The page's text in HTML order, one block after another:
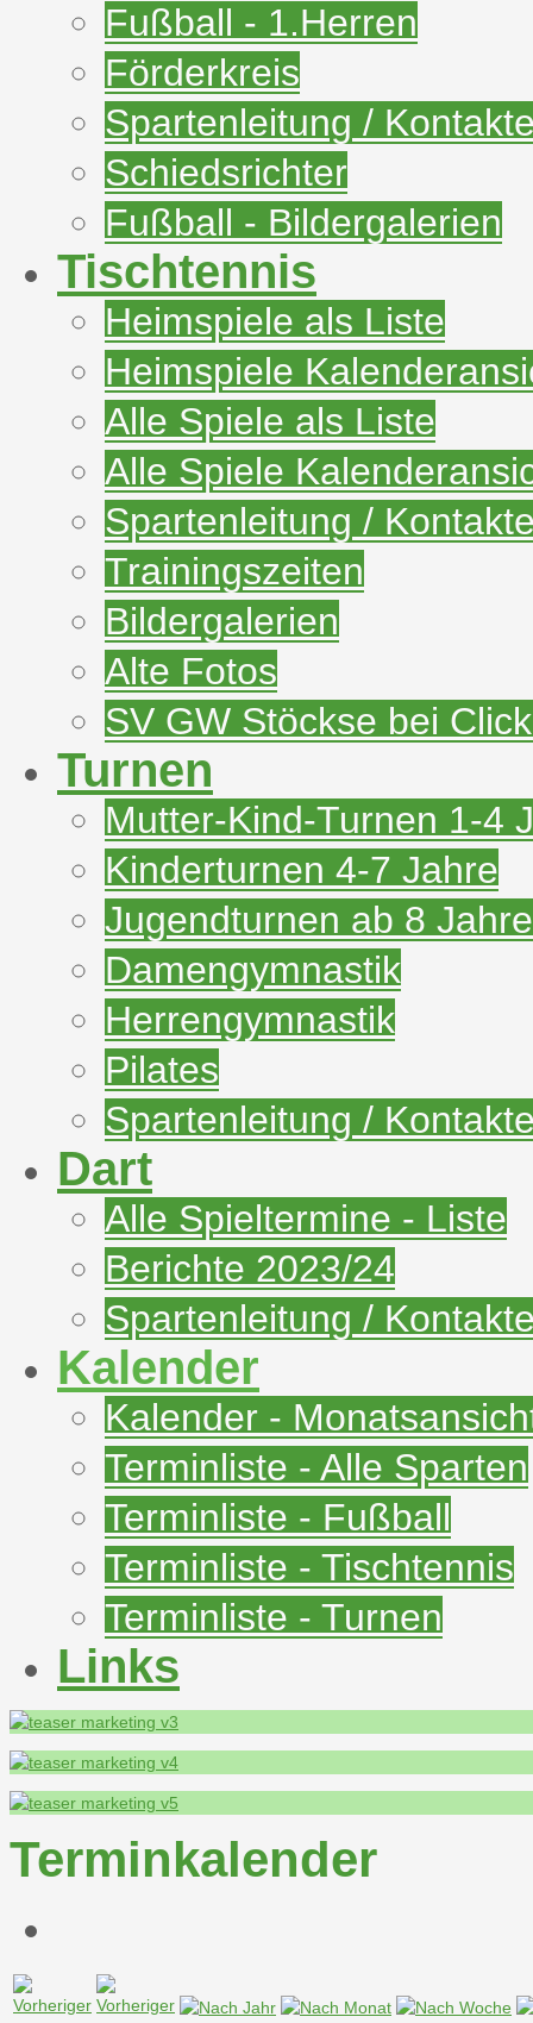
Fußball - 1.Herren
Förderkreis
Spartenleitung /
Schiedsrichter
Fußball - Bildergalerien
Tischtennis
Heimspiele als Liste
Heimspiele
Alle Spiele als Liste
Alle Spiele
Spartenleitung /
Trainingszeiten
Bildergalerien
Alte Fotos
SV GW Stöckse bei
Turnen
Mutter-Kind-Turnen 1-4
Kinderturnen 4-7 Jahre
Jugendturnen ab 8 Jahre
Damengymnastik
Herrengymnastik
Pilates
Spartenleitung /
Dart
Alle Spieltermine - Liste
Berichte 2023/24
Spartenleitung /
Kalender
Kalender -
Terminliste - Alle Sparten
Terminliste - Fußball
Terminliste - Tischtennis
Terminliste - Turnen
Links
Terminkalender